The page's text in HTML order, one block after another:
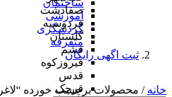
صفادشت
فردوسیه
گلستان
فشم
فیروزکوه
قدس
قرچک
ساختمان
آموزشی
گردشگری
متفرقه
ثبت اگهی رایگان
خانه / محصولات برچسب خورده